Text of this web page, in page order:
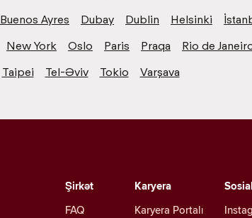
Buenos Ayres Dubay Dublin Helsinki
New York Oslo Paris Praqa Rio de
Taipei Tel-Əviv Tokio Varşava
Karyera
Karyera Portalı
Şirkət
FAQ